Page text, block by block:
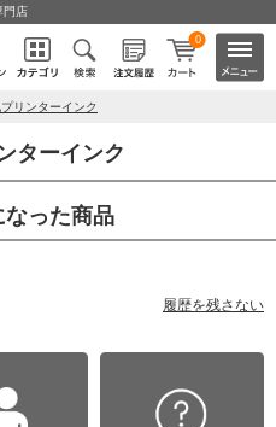
門店
0
リンターインク
ターインク
った商品
履歴を残さない